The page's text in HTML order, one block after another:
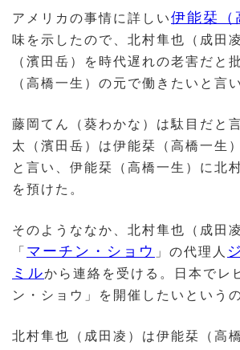
アメリカの事情に詳しい伊能栞（
味を示したので、北村隼也（成田
（濱田岳）を時代遅れの老害だと
（高橋一生）の元で働きたいと言
藤岡てん（葵わかな）は駄目だと
太（濱田岳）は伊能栞（高橋一生
と言い、伊能栞（高橋一生）に北
を預けた。
そのようななか、北村隼也（成田
「 マーチン・ショウ 」の代理人
ミルから連絡を受ける。日本でレ
ン・ショウ」を開催したいというの
北村隼也（成田凌）は伊能栞（高